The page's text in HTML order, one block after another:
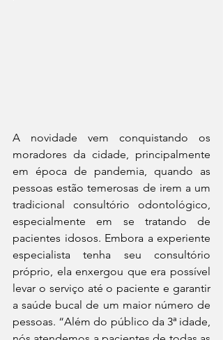
A novidade vem conquistando os
moradores da cidade, principalmente
em época de pandemia, quando as
pessoas estão temerosas de irem a um
tradicional consultório odontológico,
especialmente em se tratando de
pacientes idosos. Embora a experiente
especialista tenha seu consultório
próprio, ela enxergou que era possível
levar o serviço até o paciente e garantir
a saúde bucal de um maior número de
pessoas. “Além do público da 3ª idade,